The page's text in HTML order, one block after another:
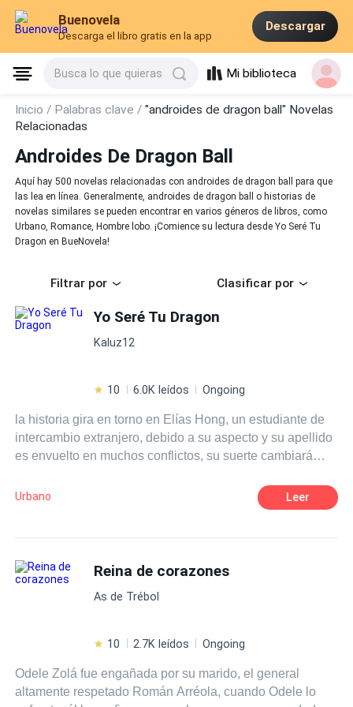
Buenovela
Descarga el libro gratis en la app
Descargar
Busca lo que quieras Mi biblioteca
Inicio / Palabras clave /"androides de dragon ball" Novelas
Relacionadas
Androides De Dragon Ball
Aquí hay 500 novelas relacionadas con androides de dragon ball para que
las lea en línea. Generalmente, androides de dragon ball o historias de
novelas similares se pueden encontrar en varios géneros de libros, como
Urbano, Romance, Hombre lobo. ¡Comience su lectura desde Yo Seré Tu
Dragon en BueNovela!
Filtrar por Clasificar por
Yo Seré Tu Dragon
Kaluz12
10 6.0K leídos Ongoing
la historia gira en torno en Elías Hong, un estudiante de
intercambio extranjero, debido a su aspecto y su apellido
es envuelto en muchos conflictos, su suerte cambiará
su compañera de clase sino maestra de defensa
personal, donde el orgullo de el le impide aceptar que
Urbano Leer
Reina de corazones
As de Trébol
10 2.7K leídos Ongoing
Odele Zolá fue engañada por su marido, el general
altamente respetado Román Arréola, cuando Odele lo